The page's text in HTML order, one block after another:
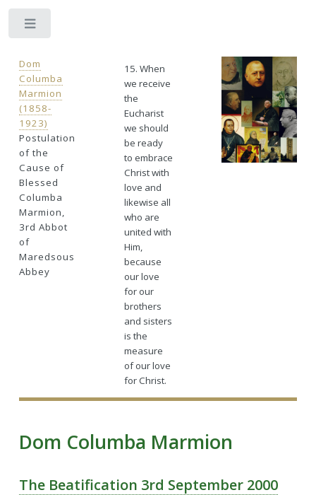
Dom
Columba
Marmion
(1858-
1923)
Postulation
of the
Cause of
Blessed
Columba
Marmion,
3rd Abbot
of
Maredsous
Abbey
15. When
we receive
the
Eucharist
we should
be ready
to embrace
Christ with
love and
likewise all
who are
united with
Him,
because
our love
for our
brothers
and sisters
is the
measure
of our love
for Christ.
Dom Columba Marmion
The Beatification 3rd September 2000